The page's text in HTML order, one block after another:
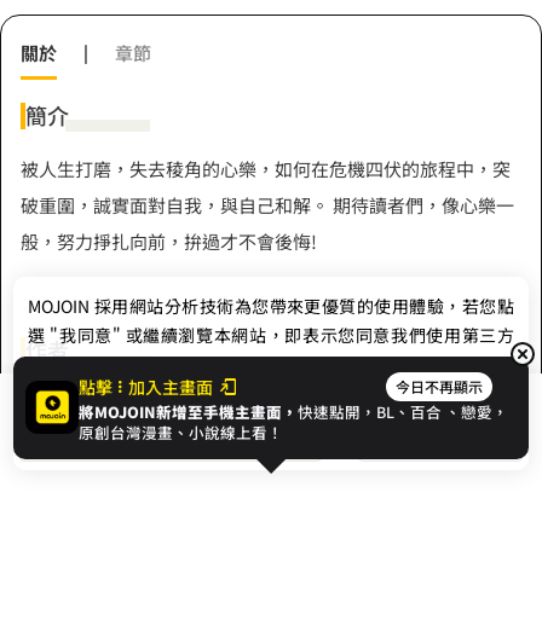
開始閱讀
關於 | 章節
簡介
被人生打磨，失去稜角的心樂，如何在危機四伏的旅程中，突
破重圍，誠實面對自我，與自己和解。 期待讀者們，像心樂一
般，努力掙扎向前，拚過才不會後悔!
作者
盈楹
點擊 加入主畫面 今日不再顯示
將MOJOIN新增至手機主畫面，快速點開，BL、百合 、戀愛，
原創台灣漫畫、小說線上看！
MOJOIN 採用網站分析技術為您帶來更優質的使用體驗，若您點
選 "我同意" 或繼續瀏覽本網站，即表示您同意我們使用第三方
Cookie，欲瞭解更多資訊請見隱私權政策。
我同意